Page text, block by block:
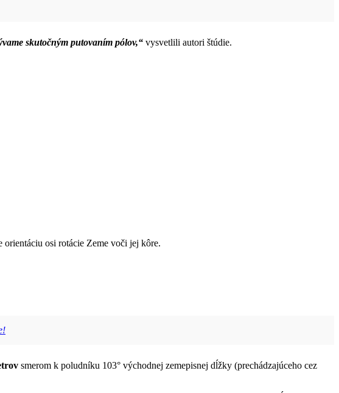
skutočným putovaním pólov,“ vysvetlili autori štúdie.
osi rotácie Zeme voči jej kôre.
smerom k poludníku 103° východnej zemepisnej dĺžky (prechádzajúceho cez